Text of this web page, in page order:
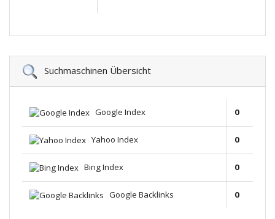
Suchmaschinen Übersicht
Google Index 0
Yahoo Index 0
Bing Index 0
Google Backlinks 0